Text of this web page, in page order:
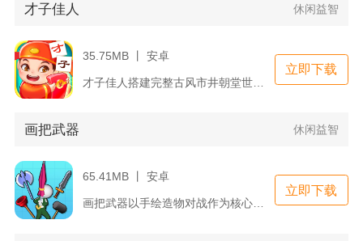
才子佳人 休闲益智
35.75MB 丨 安卓
才子佳人搭建完整古风市井朝堂世界，融合模拟经营、门客养成与诗...
立即下载
画把武器 休闲益智
65.41MB 丨 安卓
画把武器以手绘造物对战作为核心游玩模式，玩家依靠画板自由勾勒...
立即下载